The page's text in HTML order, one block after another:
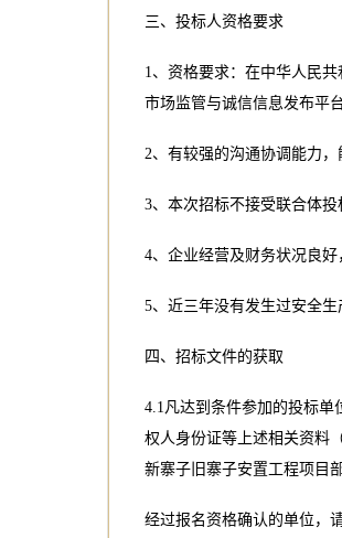
三、投标人资格要求
1、资格要求：在中华人民
市场监管与诚信信息发布平
2、有较强的沟通协调能力
3、本次招标不接受联合体投
4、企业经营及财务状况良
5、近三年没有发生过安全生
四、招标文件的获取
4.1凡达到条件参加的投标
权人身份证等上述相关资料
新寨子旧寨子安置工程项目
经过报名资格确认的单位，